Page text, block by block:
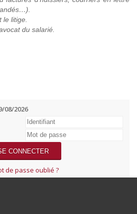
le litige.
du salarié.
08/2026
de passe oublié ?